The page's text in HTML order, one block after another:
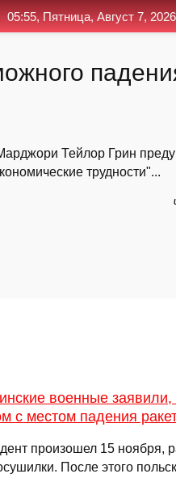
Тейлор Грин
трудности"...
военные
с местом падения
произошел 15 ноября,
После этого
05:55, Пятница, Август 7, 2026